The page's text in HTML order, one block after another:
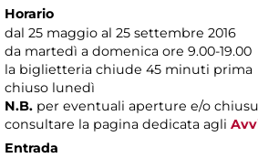
Horario
dal 25 maggio al 25 settembre 2016
da martedì a domenica ore 9.00-19.00
la biglietteria chiude 45 minuti prima
chiuso lunedì
N.B. per eventuali aperture e/o
consultare la pagina dedicata agli
Entrada